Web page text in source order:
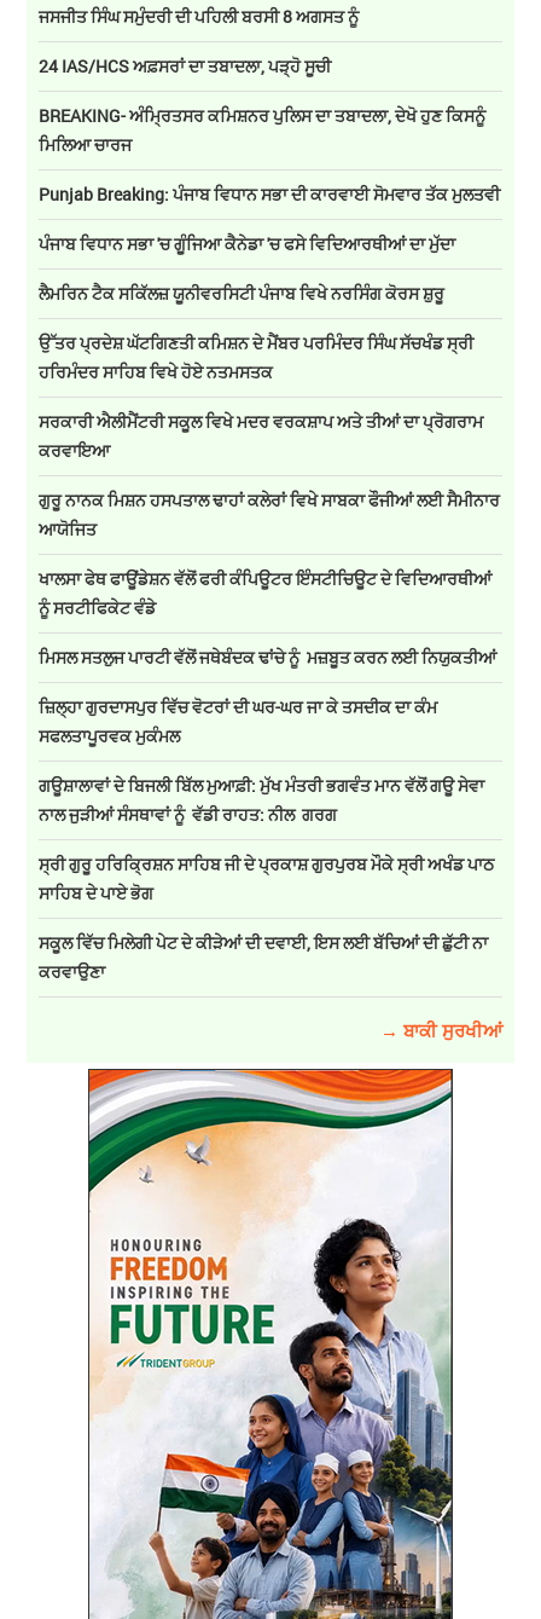
ਜਸਜੀਤ ਸਿੰਘ ਸਮੁੰਦਰੀ ਦੀ ਪਹਿਲੀ ਬਰਸੀ 8 ਅਗਸਤ ਨੂੰ
24 IAS/HCS ਅਫ਼ਸਰਾਂ ਦਾ ਤਬਾਦਲਾ, ਪੜ੍ਹੋ ਸੂਚੀ
BREAKING- ਅੰਮ੍ਰਿਤਸਰ ਕਮਿਸ਼ਨਰ ਪੁਲਿਸ ਦਾ ਤਬਾਦਲਾ, ਦੇਖੋ ਹੁਣ ਕਿਸਨੂੰ
ਮਿਲਿਆ ਚਾਰਜ
Punjab Breaking: ਪੰਜਾਬ ਵਿਧਾਨ ਸਭਾ ਦੀ ਕਾਰਵਾਈ ਸੋਮਵਾਰ ਤੱਕ ਮੁਲਤਵੀ
ਪੰਜਾਬ ਵਿਧਾਨ ਸਭਾ 'ਚ ਗੂੰਜਿਆ ਕੈਨੇਡਾ 'ਚ ਫਸੇ ਵਿਦਿਆਰਥੀਆਂ ਦਾ ਮੁੱਦਾ
ਲੈਮਰਿਨ ਟੈਕ ਸਕਿੱਲਜ਼ ਯੂਨੀਵਰਸਿਟੀ ਪੰਜਾਬ ਵਿਖੇ ਨਰਸਿੰਗ ਕੋਰਸ ਸ਼ੁਰੂ
ਉੱਤਰ ਪ੍ਰਦੇਸ਼ ਘੱਟਗਿਣਤੀ ਕਮਿਸ਼ਨ ਦੇ ਮੈਂਬਰ ਪਰਮਿੰਦਰ ਸਿੰਘ ਸੱਚਖੰਡ ਸ੍ਰੀ
ਹਰਿਮੰਦਰ ਸਾਹਿਬ ਵਿਖੇ ਹੋਏ ਨਤਮਸਤਕ
ਸਰਕਾਰੀ ਐਲੀਮੈਂਟਰੀ ਸਕੂਲ ਵਿਖੇ ਮਦਰ ਵਰਕਸ਼ਾਪ ਅਤੇ ਤੀਆਂ ਦਾ ਪ੍ਰੋਗਰਾਮ
ਕਰਵਾਇਆ
ਗੁਰੂ ਨਾਨਕ ਮਿਸ਼ਨ ਹਸਪਤਾਲ ਢਾਹਾਂ ਕਲੇਰਾਂ ਵਿਖੇ ਸਾਬਕਾ ਫੌਜੀਆਂ ਲਈ ਸੈਮੀਨਾਰ
ਆਯੋਜਿਤ
ਖਾਲਸਾ ਫੇਥ ਫਾਊਂਡੇਸ਼ਨ ਵੱਲੋਂ ਫਰੀ ਕੰਪਿਊਟਰ ਇੰਸਟੀਚਿਊਟ ਦੇ ਵਿਦਿਆਰਥੀਆਂ
ਨੂੰ ਸਰਟੀਫਿਕੇਟ ਵੰਡੇ
ਮਿਸਲ ਸਤਲੁਜ ਪਾਰਟੀ ਵੱਲੋਂ ਜਥੇਬੰਦਕ ਢਾਂਚੇ ਨੂੰ ਮਜ਼ਬੂਤ ਕਰਨ ਲਈ ਨਿਯੁਕਤੀਆਂ
ਜ਼ਿਲ੍ਹਾ ਗੁਰਦਾਸਪੁਰ ਵਿੱਚ ਵੋਟਰਾਂ ਦੀ ਘਰ-ਘਰ ਜਾ ਕੇ ਤਸਦੀਕ ਦਾ ਕੰਮ
ਸਫਲਤਾਪੂਰਵਕ ਮੁਕੰਮਲ
ਗਊਸ਼ਾਲਾਵਾਂ ਦੇ ਬਿਜਲੀ ਬਿੱਲ ਮੁਆਫ਼ੀ: ਮੁੱਖ ਮੰਤਰੀ ਭਗਵੰਤ ਮਾਨ ਵੱਲੋਂ ਗਊ ਸੇਵਾ
ਨਾਲ ਜੁੜੀਆਂ ਸੰਸਥਾਵਾਂ ਨੂੰ ਵੱਡੀ ਰਾਹਤ: ਨੀਲ ਗਰਗ
ਸ੍ਰੀ ਗੁਰੂ ਹਰਿਕ੍ਰਿਸ਼ਨ ਸਾਹਿਬ ਜੀ ਦੇ ਪ੍ਰਕਾਸ਼ ਗੁਰਪੁਰਬ ਮੌਕੇ ਸ੍ਰੀ ਅਖੰਡ ਪਾਠ
ਸਾਹਿਬ ਦੇ ਪਾਏ ਭੋਗ
ਸਕੂਲ ਵਿੱਚ ਮਿਲੇਗੀ ਪੇਟ ਦੇ ਕੀੜੇਆਂ ਦੀ ਦਵਾਈ, ਇਸ ਲਈ ਬੱਚਿਆਂ ਦੀ ਛੁੱਟੀ ਨਾ
ਕਰਵਾਉਣਾ
→ ਬਾਕੀ ਸੁਰਖੀਆਂ